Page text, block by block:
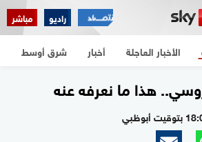
راديو مباشر
الأخبار العاجلة أخبار شرق أوسط
هذا ما نعرفه عنه